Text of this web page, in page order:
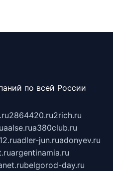
по всей России
2864420.ru2rich.ru
aalse.rua380club.ru
adler-jun.ruadonyev.ru
argentinamia.ru
belgorod-day.ru